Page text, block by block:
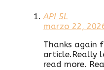
API 5L
marzo 22,
Thanks again
article.Really
read more.